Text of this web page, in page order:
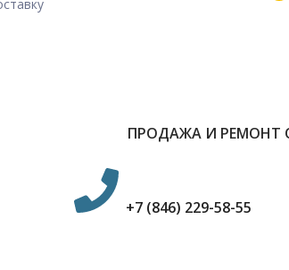
ПРОДАЖА И РЕМОНТ
+7 (846) 229-58-55